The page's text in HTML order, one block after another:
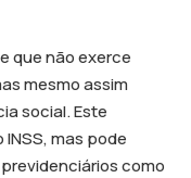
que não exerce
mesmo assim
social. Este
mas pode
como